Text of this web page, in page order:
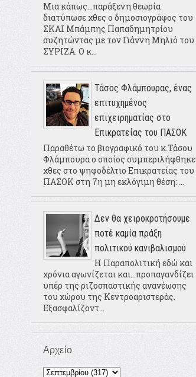
Μια κάπως...παράξενη θεωρία
διατύπωσε χθες ο δημοσιογράφος του
ΣΚΑΙ Μπάμπης Παπαδημητρίου
συζητώντας με τον Γιάννη Μηλιό του
ΣΥΡΙΖΑ. Ο κ...
Τάσος Φλάμπουρας, ένας
επιτυχημένος
επιχειρηματίας στο
Επικρατείας του ΠΑΣΟΚ
Παραθέτω το βιογραφικό του κ.Τάσου
Φλάμπουρα ο οποίος συμπεριλήφθηκε
χθες στο ψηφοδέλτιο Επικρατείας του
ΠΑΣΟΚ στη 7η μη εκλόγιμη θέση: ...
Δεν θα χειροκροτήσουμε
ποτέ καμία πράξη
πολιτικού κανιβαλισμού
Η Παραπολιτική εδώ και
χρόνια αγωνίζεται και...προπαγανδίζει
υπέρ της ριζοσπαστικής ανανέωσης
του χώρου της Κεντροαριστεράς.
Εξασφαλίζοντ...
Αρχείο